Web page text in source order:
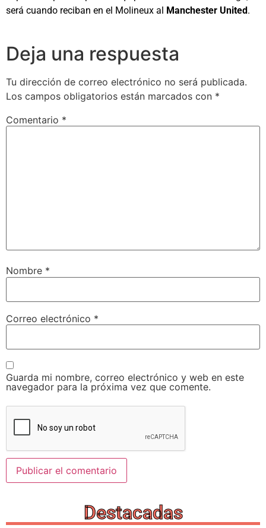
será cuando reciban en el Molineux al Manchester United.
Deja una respuesta
Tu dirección de correo electrónico no será publicada.
Los campos obligatorios están marcados con *
Comentario *
Nombre *
Correo electrónico *
Guarda mi nombre, correo electrónico y web en este
navegador para la próxima vez que comente.
Destacadas